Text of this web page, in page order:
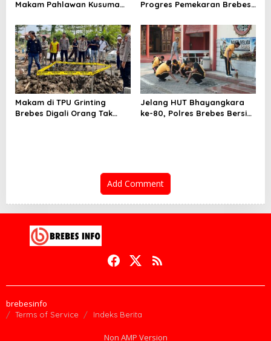
Makam Pahlawan Kusuma
Dibersihkan
Progres Pemekaran Brebes
Pansus DPRD Jateng Jadi
Tahap Berikutnya
Makam di TPU Grinting
Brebes Digali Orang Tak
Jelang HUT Bhayangkara
ke-80, Polres Brebes Bersih-
Add Comment
brebesinfo
Terms of Service Indeks Berita
Non AMP Version